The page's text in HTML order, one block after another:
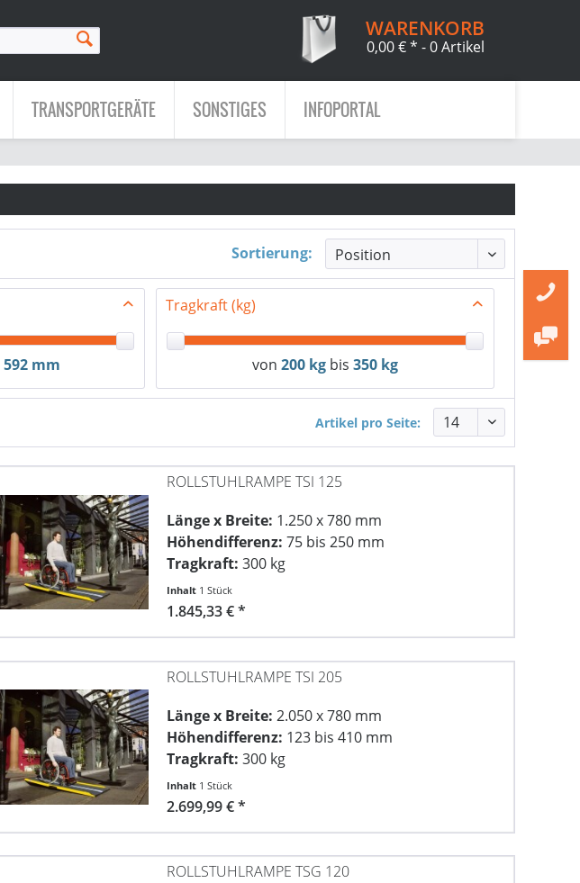
WARENKORB
0,00 € * - 0 Artikel
TRANSPORTGERÄTE SONSTIGES INFOPORTAL
Sortierung:
592 mm
Tragkraft (kg)
von200 kg bis350 kg
Artikel pro Seite:
ROLLSTUHLRAMPE TSI 125
Länge x Breite: 1.250 x 780 mm
Höhendifferenz: 75 bis 250 mm
Tragkraft: 300 kg
Inhalt 1 Stück
1.845,33 € *
ROLLSTUHLRAMPE TSI 205
Länge x Breite: 2.050 x 780 mm
Höhendifferenz: 123 bis 410 mm
Tragkraft: 300 kg
Inhalt 1 Stück
2.699,99 € *
ROLLSTUHLRAMPE TSG 120